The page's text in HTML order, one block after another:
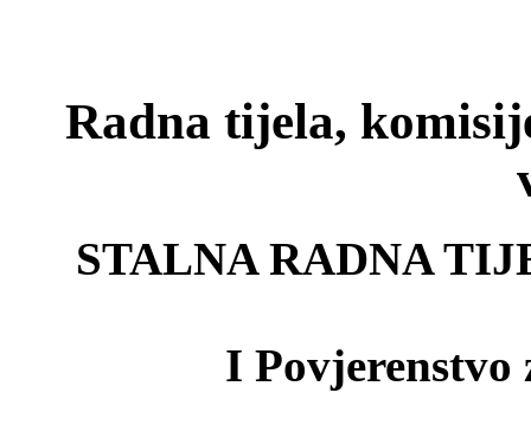
Radna tijela,
STALNA RADNA
I Povjerenstvo